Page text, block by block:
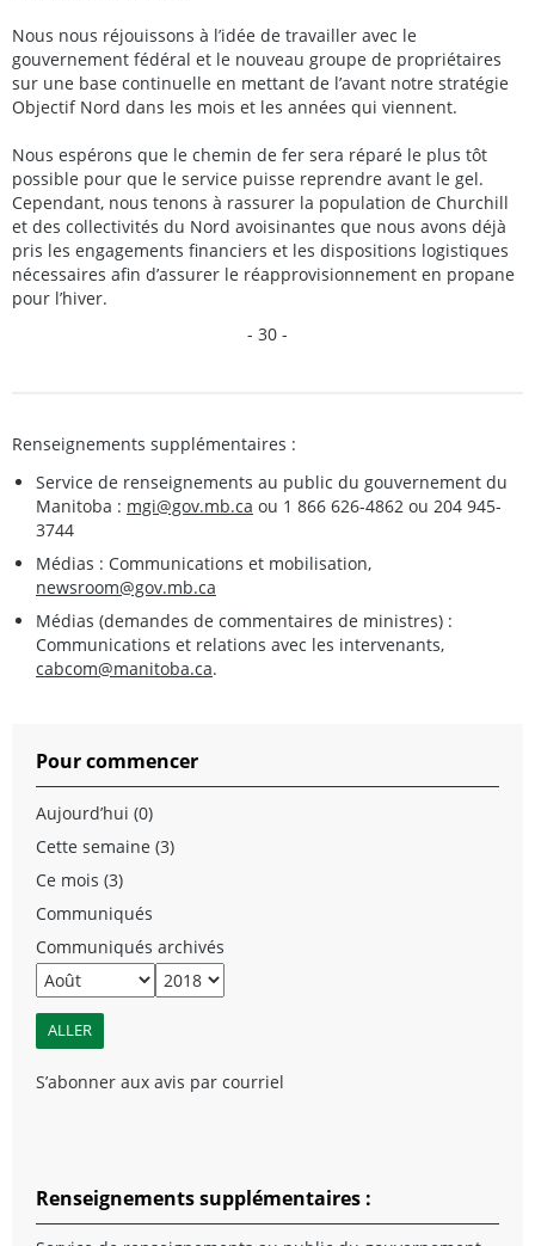
Nous nous réjouissons à l’idée de travailler avec le
gouvernement fédéral et le nouveau groupe de propriétaires
sur une base continuelle en mettant de l’avant notre stratégie
Objectif Nord dans les mois et les années qui viennent.
Nous espérons que le chemin de fer sera réparé le plus tôt
possible pour que le service puisse reprendre avant le gel.
Cependant, nous tenons à rassurer la population de Churchill
et des collectivités du Nord avoisinantes que nous avons déjà
pris les engagements financiers et les dispositions logistiques
nécessaires afin d’assurer le réapprovisionnement en propane
pour l’hiver.
- 30 -
Renseignements supplémentaires :
Service de renseignements au public du gouvernement du
Manitoba : mgi@gov.mb.ca ou 1 866 626-4862 ou 204 945-
3744
Médias : Communications et mobilisation,
newsroom@gov.mb.ca
Médias (demandes de commentaires de ministres) :
Communications et relations avec les intervenants,
cabcom@manitoba.ca.
Pour commencer
Aujourd’hui (0)
Cette semaine (3)
Ce mois (3)
Communiqués
Communiqués archivés
S’abonner aux avis par courriel
Renseignements supplémentaires :